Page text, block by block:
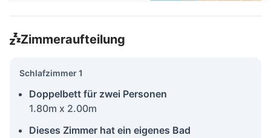
Zimmeraufteilung
Schlafzimmer 1
Doppelbett für zwei Personen
1.80m x 2.00m
Dieses Zimmer hat ein eigenes Bad